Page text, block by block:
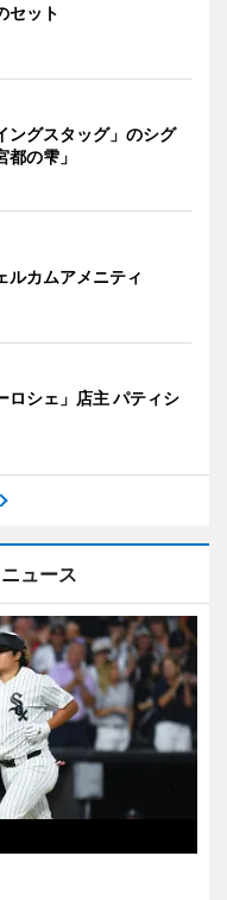
セット
ングスタッグ」のシグ
の雫」
ルカムアメニティ
ロシェ」店主 パティシ
ュース